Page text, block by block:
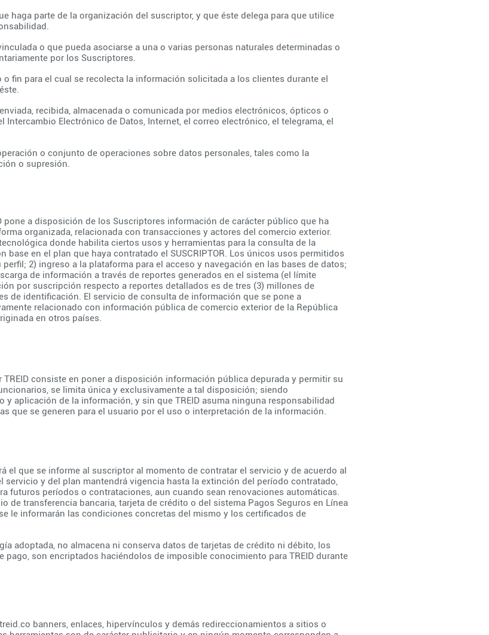
haga parte de la organización del suscriptor, y que éste delega para que utilice
o que pueda asociarse a una o varias personas naturales determinadas o
por los Suscriptores.
fin para el cual se recolecta la información solicitada a los clientes durante el
recibida, almacenada o comunicada por medios electrónicos, ópticos o
Intercambio Electrónico de Datos, Internet, el correo electrónico, el telegrama, el
o conjunto de operaciones sobre datos personales, tales como la
o supresión.
pone a disposición de los Suscriptores información de carácter público que ha
organizada, relacionada con transacciones y actores del comercio exterior.
donde habilita ciertos usos y herramientas para la consulta de la
en el plan que haya contratado el SUSCRIPTOR. Los únicos usos permitidos
2) ingreso a la plataforma para el acceso y navegación en las bases de datos;
de información a través de reportes generados en el sistema (el límite
por suscripción respecto a reportes detallados es de tres (3) millones de
de identificación. El servicio de consulta de información que se pone a
relacionado con información pública de comercio exterior de la República
en otros países.
consiste en poner a disposición información pública depurada y permitir su
se limita única y exclusivamente a tal disposición; siendo
y aplicación de la información, y sin que TREID asuma ninguna responsabilidad
que se generen para el usuario por el uso o interpretación de la información.
el que se informe al suscriptor al momento de contratar el servicio y de acuerdo al
servicio y del plan mantendrá vigencia hasta la extinción del período contratado,
futuros períodos o contrataciones, aun cuando sean renovaciones automáticas.
de transferencia bancaria, tarjeta de crédito o del sistema Pagos Seguros en Línea
le informarán las condiciones concretas del mismo y los certificados de
adoptada, no almacena ni conserva datos de tarjetas de crédito ni débito, los
pago, son encriptados haciéndolos de imposible conocimiento para TREID durante
banners, enlaces, hipervínculos y demás redireccionamientos a sitios o